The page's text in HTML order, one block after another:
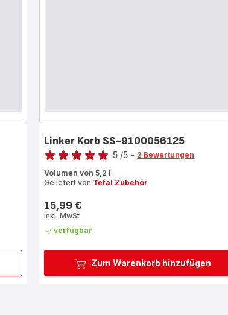
Zum Warenkorb hinzufügen
Linker Korb SS-9100056125
Bewertung
mit
Sternen
(Durchschnitt)
5 /5 - 2 Bewertungen
Volumen von 5,2 l
Geliefert von Tefal Zubehör
Preis
15,99 €
inkl. MwSt
verfügbar